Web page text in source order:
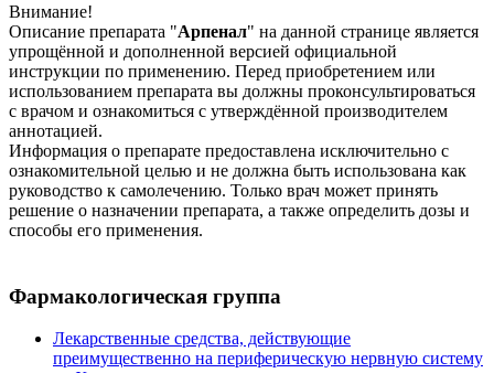
Внимание!
Описание препарата "Арпенал" на данной странице является
упрощённой и дополненной версией официальной
инструкции по применению. Перед приобретением или
использованием препарата вы должны проконсультироваться
с врачом и ознакомиться с утверждённой производителем
аннотацией.
Информация о препарате предоставлена исключительно с
ознакомительной целью и не должна быть использована как
руководство к самолечению. Только врач может принять
решение о назначении препарата, а также определить дозы и
способы его применения.
Фармакологическая группа
Лекарственные средства, действующие
преимущественно на периферическую нервную систему